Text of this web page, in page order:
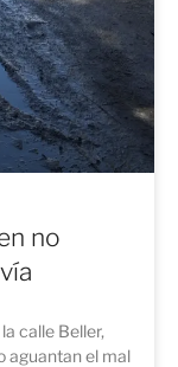
no
calle Beller,
aguantan el mal